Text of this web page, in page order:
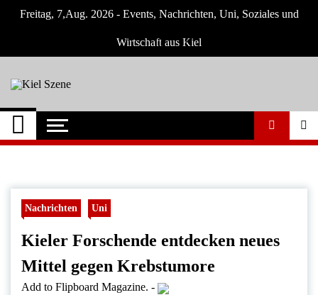
Freitag, 7,Aug. 2026 - Events, Nachrichten, Uni, Soziales und
Wirtschaft aus Kiel
Kiel Szene
Neuigkeiten und Nachrichten aus Kiel und
Umgebung
Nachrichten Uni
Kieler Forschende entdecken neues
Mittel gegen Krebstumore
Add to Flipboard Magazine. -